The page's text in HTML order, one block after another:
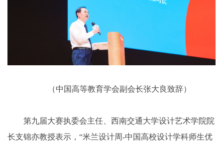
（中国高等教育学会副会长张大良致辞）
第九届大赛执委会主任、西南交通大学设计艺术学院院
长支锦亦教授表示，“米兰设计周-中国高校设计学科师生优